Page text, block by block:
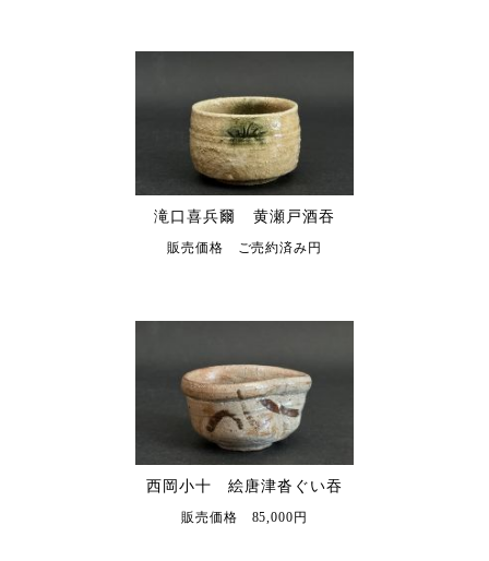
滝口喜兵爾 黄瀬戸酒吞
販売価格 ご売約済み円
西岡小十 絵唐津沓ぐい吞
販売価格 85,000円